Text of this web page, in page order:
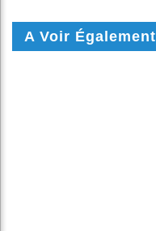
A Voir Également